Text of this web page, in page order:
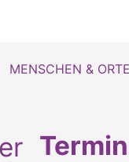
MENSCHEN & ORTE